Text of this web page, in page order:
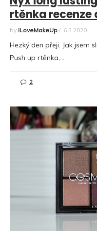
rtěnka recenze
by ILoveMakeUp / 6.3.2020
Hezký den přeji. Jak jsem
Push up rtěnka,…
2